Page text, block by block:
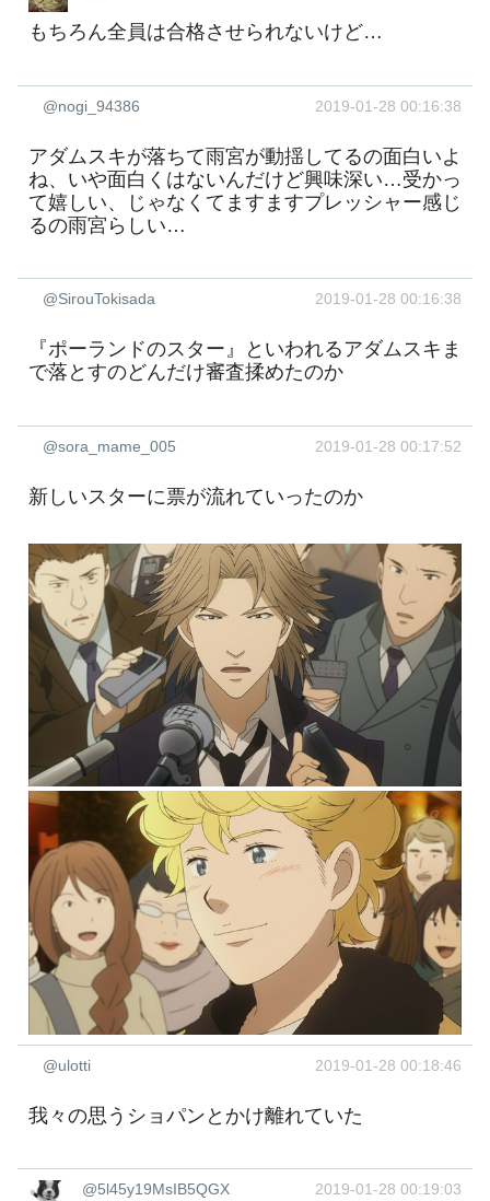
もちろん全員は合格させられないけど…
@nogi_94386 2019-01-28 00:16:38
アダムスキが落ちて雨宮が動揺してるの面白いよ
ね、いや面白くはないんだけど興味深い…受かっ
て嬉しい、じゃなくてますますプレッシャー感じ
るの雨宮らしい…
@SirouTokisada 2019-01-28 00:16:38
『ポーランドのスター』といわれるアダムスキま
で落とすのどんだけ審査揉めたのか
@sora_mame_005 2019-01-28 00:17:52
新しいスターに票が流れていったのか
@ulotti 2019-01-28 00:18:46
我々の思うショパンとかけ離れていた
@5l45y19MsIB5QGX 2019-01-28 00:19:03